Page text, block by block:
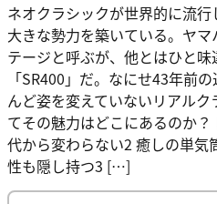
ネオクラシックが世界的に流
大きな勢力を築いている。ヤ
テージと呼ぶが、他とはひと
「SR400」だ。なにせ43年前
んど姿を変えていないリアル
てその魅力はどこにあるのか
代から変わらない2 癒しの単気
性も隠し持つ3 […]